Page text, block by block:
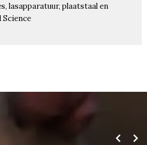
lasapparatuur, plaatstaal en
Science